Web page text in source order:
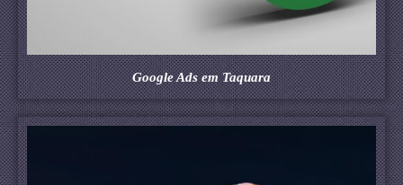
Google Ads em Taquara